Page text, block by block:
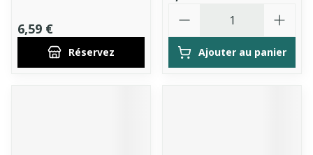
6,59 €
Réservez Ajouter au panier